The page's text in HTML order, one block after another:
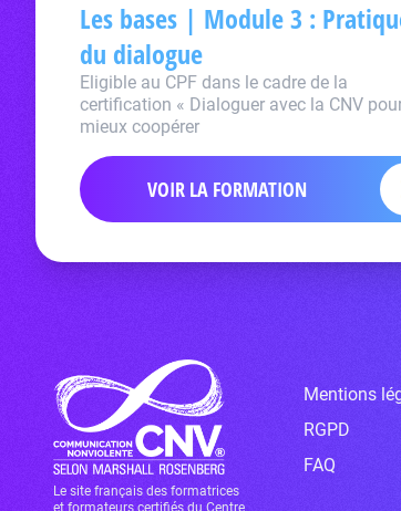
Les bases | Module 3 :
du dialogue
Eligible au CPF dans le cadre de la
certification « Dialoguer avec la CNV
mieux coopérer
VOIR LA FORMATION
Le site français des formatrices
et formateurs certifiés du Centre
Mentions
RGPD
FAQ